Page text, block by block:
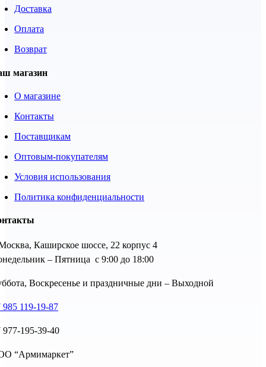
Доставка
Оплата
Возврат
магазин
О магазине
Контакты
Поставщикам
Оптовым-покупателям
Условия использования
Политика конфиденциальности
Каширское шоссе, 22 корпус 4
– Пятница с 9:00 до 18:00
Воскресенье и праздничные дни – Выходной
985 119-19-87
977-195-39-40
“Армимаркет”